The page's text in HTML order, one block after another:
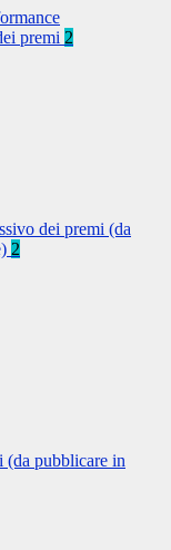
premi 2
dei premi (da
2
pubblicare in